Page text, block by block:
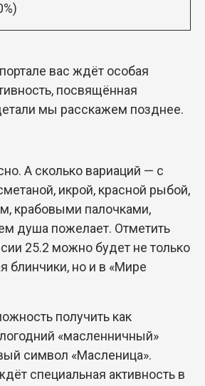
вас ждёт особая
посвящённая
мы расскажем позднее.
А сколько вариаций — с
икрой, красной рыбой,
крабовыми палочками,
душа пожелает. Отметить
25.2 можно будет не только
блинчики, но и в «Мире
получить как
«масленничный»
символ «Масленица».
специальная активность в